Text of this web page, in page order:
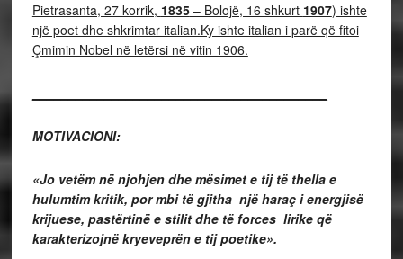
Pietrasanta, 27 korrik, 1835– Bolojë, 16 shkurt 1907) ishte
një poet dhe shkrimtar italian.Ky ishte italian i parë që fitoi
Çmimin Nobel në letërsi në vitin 1906.
MOTIVACIONI:
«Jo vetëm në njohjen dhe mësimet e tij të thella e
hulumtim kritik, por mbi të gjitha një haraç i energjisë
krijuese, pastërtinë e stilit dhe të forces lirike që
karakterizojnë kryeveprën e tij poetike».